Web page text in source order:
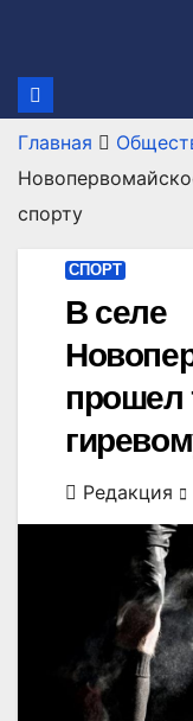
содержимому
Главная
спорту
СПОРТ
В селе
прошел
Редакция